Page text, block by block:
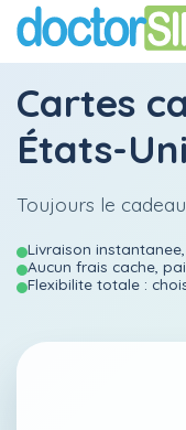
Cartes
États-
Toujours le
Livraison
Aucun frais cache,
Flexibilite totale :